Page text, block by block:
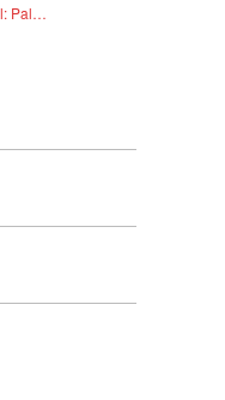
La Estación Espacial: Pallavi Paul – 13/mar